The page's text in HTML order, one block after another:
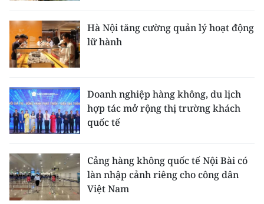
Hà Nội tăng cường quản lý hoạt động
lữ hành
Doanh nghiệp hàng không, du lịch
hợp tác mở rộng thị trường khách
quốc tế
Cảng hàng không quốc tế Nội Bài có
làn nhập cảnh riêng cho công dân
Việt Nam